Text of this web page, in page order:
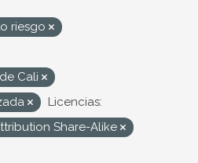
riesgo
Cali
Licencias:
Share-Alike